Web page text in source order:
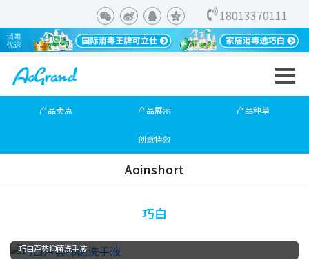
18013370111
产品卖点 产品展示 产品种草
创意特效
Aoinshort
巧白
巧白芦荟抑菌洗手液